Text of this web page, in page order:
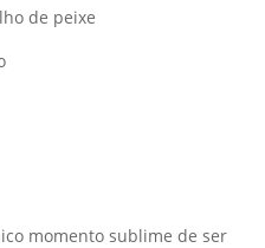
de peixe
momento sublime de ser